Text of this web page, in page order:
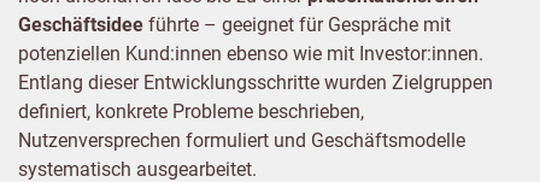
Geschäftsidee führte – geeignet für Gespräche mit
potenziellen Kund:innen ebenso wie mit Investor:innen.
Entlang dieser Entwicklungsschritte wurden Zielgruppen
definiert, konkrete Probleme beschrieben,
Nutzenversprechen formuliert und Geschäftsmodelle
systematisch ausgearbeitet.